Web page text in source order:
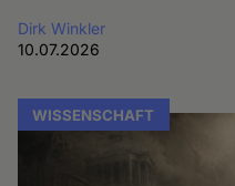
Dirk Winkler
10.07.2026
WISSENSCHAFT